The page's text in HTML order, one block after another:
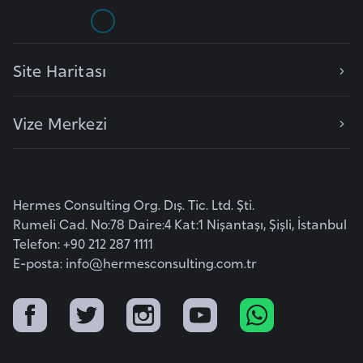
Site Haritası
Vize Merkezi
Hermes Consulting Org. Dış. Tic. Ltd. Şti.
Rumeli Cad. No:78 Daire:4 Kat:1 Nişantaşı, Şişli, İstanbul
Telefon: +90 212 287 1111
E-posta: info@hermesconsulting.com.tr
y
y
F
i
l
d
ş
i